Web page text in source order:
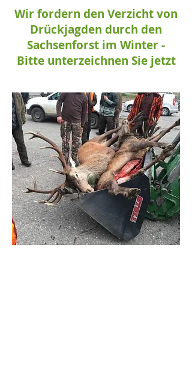
Wir fordern den Verzicht von
Drückjagden durch den
Sachsenforst im Winter -
Bitte unterzeichnen Sie jetzt